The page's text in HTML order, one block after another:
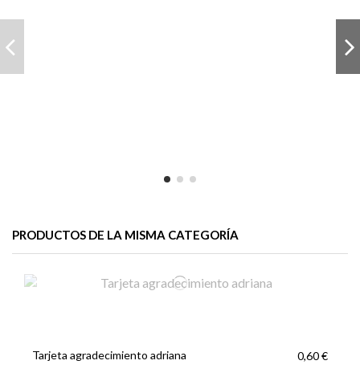
PRODUCTOS DE LA MISMA CATEGORÍA
Tarjeta agradecimiento adriana 0,60 €